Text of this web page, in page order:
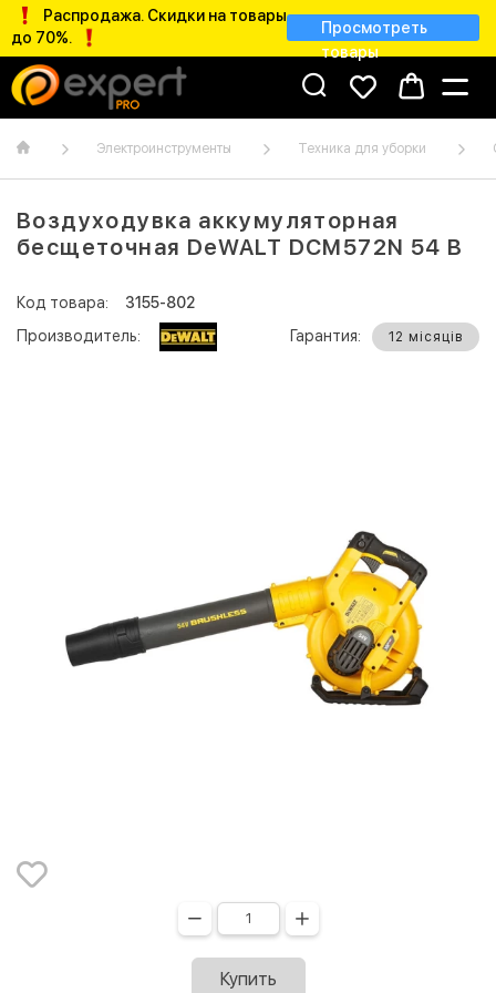
Распродажа. Скидки на товары
до 70%.
Просмотреть
товары
Электроинструменты Техника для уборки
Воздуходувка аккумуляторная
бесщеточная DeWALT DCM572N 54 В
Код товара:
3155-802
Производитель:
Гарантия: 12 місяців
Купить